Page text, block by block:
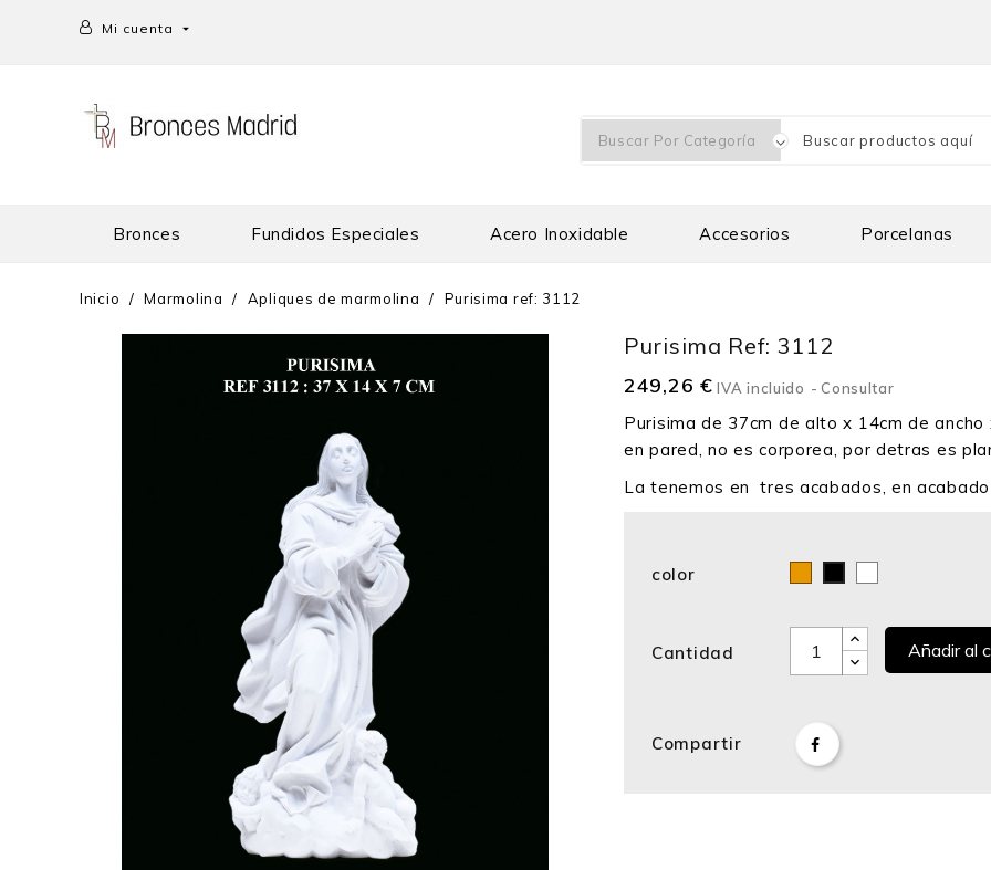
Mi cuenta 
Bronces Fundidos Especiales Acero Inoxidable Accesorios Porcelanas
Inicio Marmolina Apliques de marmolina Purisima ref: 3112
Purisima Ref: 3112
249,26 € IVA incluido Consultar
Purisima de 37cm de alto x 14cm de
en pared, no es corporea, por detras es
La tenemos en tres acabados, en
color
Cantidad Añadir al
Compartir